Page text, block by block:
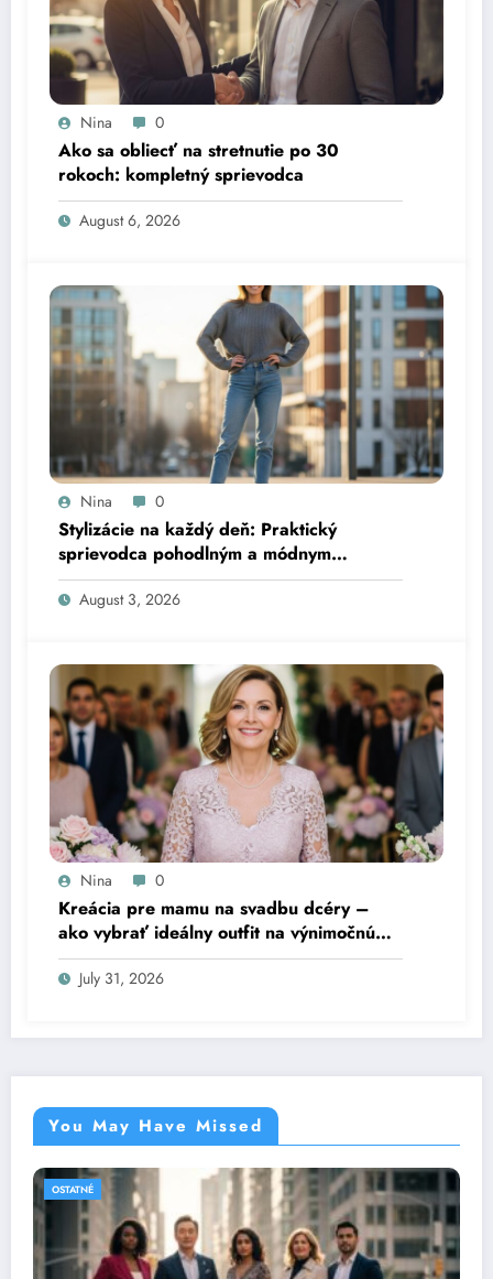
Nina 0
Ako sa obliecť na stretnutie po 30
rokoch: kompletný sprievodca
August 6, 2026
Nina 0
Stylizácie na každý deň: Praktický
sprievodca pohodlným a módnym
obliekaním
August 3, 2026
Nina 0
Kreácia pre mamu na svadbu dcéry –
ako vybrať ideálny outfit na výnimočnú
udalosť
July 31, 2026
You May Have Missed
OSTATNÉ